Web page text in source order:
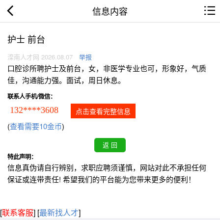
信息内容
护士 前台
滦南人才网 2026.08.07 举报
口腔诊所聘护士及前台，女，非医学专业也可，形象好，气质
佳，沟通能力强。面试，周日休息。
联系人手机/微信：
132****3608 点击查看完整信息
(查看需要10金币)
特此声明：
信息真伪请自行辨别，求职应聘须谨慎，网站对此不承担任何
保证或连带责任! 希望我们的平台能为您带来更多的便利！
[联系客服] [最新找人才]